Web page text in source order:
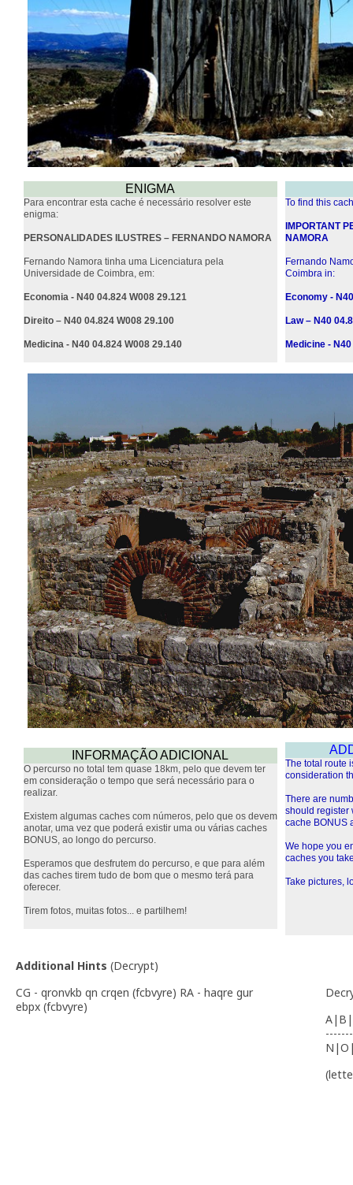
ENIGMA
Para encontrar esta cache é necessário resolver este
enigma:
PERSONALIDADES ILUSTRES – FERNANDO NAMORA
Fernando Namora tinha uma Licenciatura pela
Universidade de Coimbra, em:
Economia - N40 04.824 W008 29.121
Direito – N40 04.824 W008 29.100
Medicina - N40 04.824 W008 29.140
To find this
IMPORTANT
NAMORA
Fernando
Coimbra in:
Economy -
Law – N40
Medicine -
INFORMAÇÃO ADICIONAL
O percurso no total tem quase 18km, pelo que devem ter
em consideração o tempo que será necessário para o
realizar.
Existem algumas caches com números, pelo que os devem
anotar, uma vez que poderá existir uma ou várias caches
BONUS, ao longo do percurso.
Esperamos que desfrutem do percurso, e que para além
das caches tirem tudo de bom que o mesmo terá para
oferecer.
Tirem fotos, muitas fotos... e partilhem!
The total route
consideration
There are
should register
cache BONUS
We hope you
caches you
Take pictures,
Additional Hints (Decrypt)
CG - qronvkb qn crqen (fcbvyre) RA - haqre gur
ebpx (fcbvyre)